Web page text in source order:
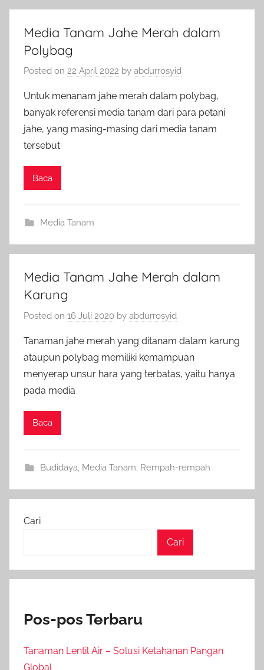
Media Tanam Jahe Merah dalam
Polybag
Posted on 22 April 2022 by abdurrosyid
Untuk menanam jahe merah dalam polybag,
banyak referensi media tanam dari para petani
jahe, yang masing-masing dari media tanam
tersebut
Baca
Media Tanam
Media Tanam Jahe Merah dalam
Karung
Posted on 16 Juli 2020 by abdurrosyid
Tanaman jahe merah yang ditanam dalam karung
ataupun polybag memiliki kemampuan
menyerap unsur hara yang terbatas, yaitu hanya
pada media
Baca
Budidaya Media Tanam Rempah-rempah
Cari
Cari
Pos-pos Terbaru
Tanaman Lentil Air – Solusi Ketahanan Pangan
Global